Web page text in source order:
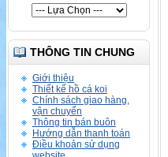
THÔNG TIN CHUNG
Giới thiệu
Thiết kế hồ cá koi
Chính sách giao hàng,
vận chuyển
Thông tin bán buôn
Hướng dẫn thanh toán
Điều khoản sử dụng